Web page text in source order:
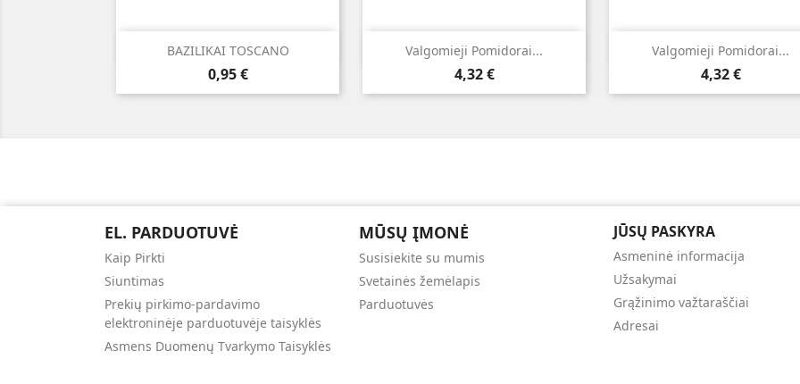
BAZILIKAI TOSCANO
Kaina
0,95 €
 Greita peržiūra Valgomieji Pomidorai...
Kaina
4,32 €
 Greita peržiūra Valgomieji Pomidorai...
Kaina
4,32 €
 Greita peržiūra
EL. PARDUOTUVĖ
Kaip Pirkti
Siuntimas
Prekių pirkimo-pardavimo
elektroninėje parduotuvėje taisyklės
Asmens Duomenų Tvarkymo Taisyklės
MŪSŲ ĮMONĖ
Susisiekite su mumis
Svetainės žemėlapis
Parduotuvės
JŪSŲ PASKYRA
Asmeninė informacija
Užsakymai
Grąžinimo važtaraščiai
Adresai